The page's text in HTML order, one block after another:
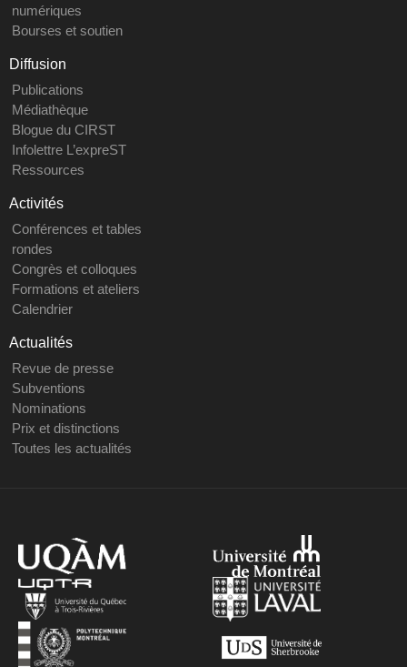
numériques
Bourses et soutien
Diffusion
Publications
Médiathèque
Blogue du CIRST
Infolettre L’expreST
Ressources
Activités
Conférences et tables
rondes
Congrès et colloques
Formations et ateliers
Calendrier
Actualités
Revue de presse
Subventions
Nominations
Prix et distinctions
Toutes les actualités